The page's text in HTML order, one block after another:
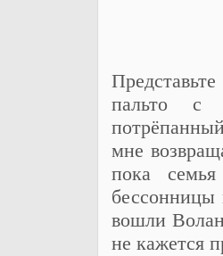
пальто с
мне
пока
бессонницы
вошли
не кажется